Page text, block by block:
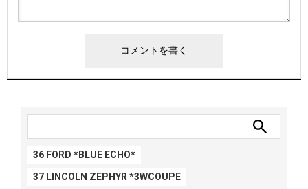
36 FORD *BLUE ECHO*
37 LINCOLN ZEPHYR *3WCOUPE